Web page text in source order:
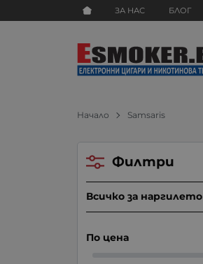
ЗА НАС БЛОГ
Начало Samsaris
Филтри
Всичко за наргилето
По цена